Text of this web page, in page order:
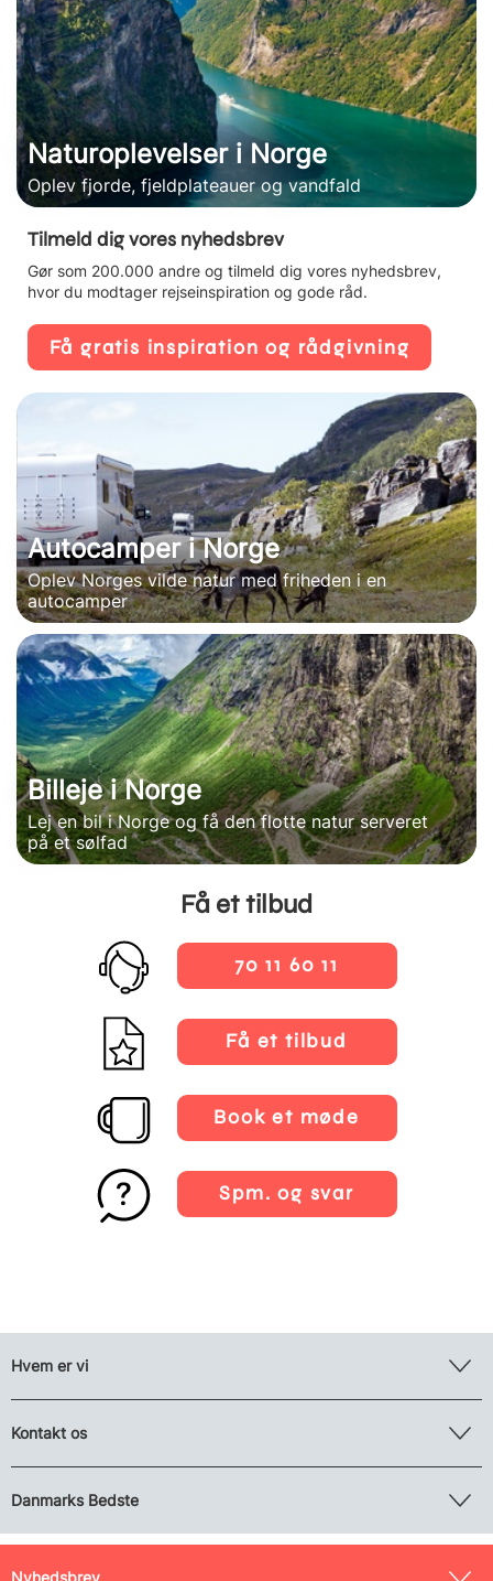
Naturoplevelser i Norge
Oplev fjorde, fjeldplateauer og vandfald
Tilmeld dig vores nyhedsbrev
Gør som 200.000 andre og tilmeld dig vores nyhedsbrev,
hvor du modtager rejseinspiration og gode råd.
Få gratis inspiration og rådgivning
Autocamper i Norge
Oplev Norges vilde natur med friheden i en
autocamper
Billeje i Norge
Lej en bil i Norge og få den flotte natur serveret
på et sølfad
Få et tilbud
70 11 60 11
Få et tilbud
Book et møde
Spm. og svar
Hvem er vi
Kontakt os
Danmarks Bedste
Nyhedsbrev